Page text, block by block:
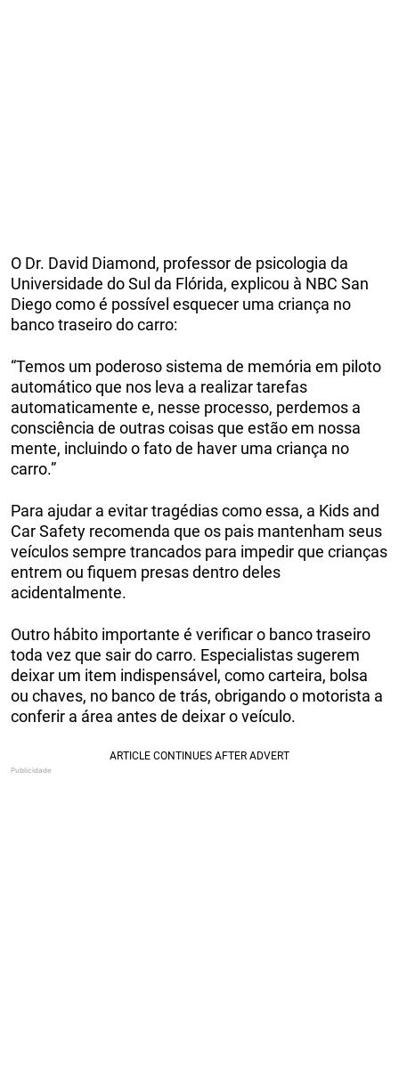
O Dr. David Diamond, professor de psicologia da
Universidade do Sul da Flórida, explicou à NBC San
Diego como é possível esquecer uma criança no
banco traseiro do carro:
“Temos um poderoso sistema de memória em piloto
automático que nos leva a realizar tarefas
automaticamente e, nesse processo, perdemos a
consciência de outras coisas que estão em nossa
mente, incluindo o fato de haver uma criança no
carro.”
Para ajudar a evitar tragédias como essa, a Kids and
Car Safety recomenda que os pais mantenham seus
veículos sempre trancados para impedir que crianças
entrem ou fiquem presas dentro deles
acidentalmente.
Outro hábito importante é verificar o banco traseiro
toda vez que sair do carro. Especialistas sugerem
deixar um item indispensável, como carteira, bolsa
ou chaves, no banco de trás, obrigando o motorista a
conferir a área antes de deixar o veículo.